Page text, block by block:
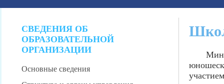
СВЕДЕНИЯ ОБ
ОБРАЗОВАТЕЛЬНОЙ
ОРГАНИЗАЦИИ
Основные сведения